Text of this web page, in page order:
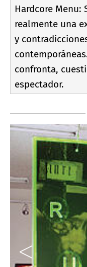
Hardcore Menu:
realmente una
y
confronta,
espectador.